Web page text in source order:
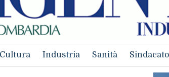
Cultura Industria Sanità Sindacato